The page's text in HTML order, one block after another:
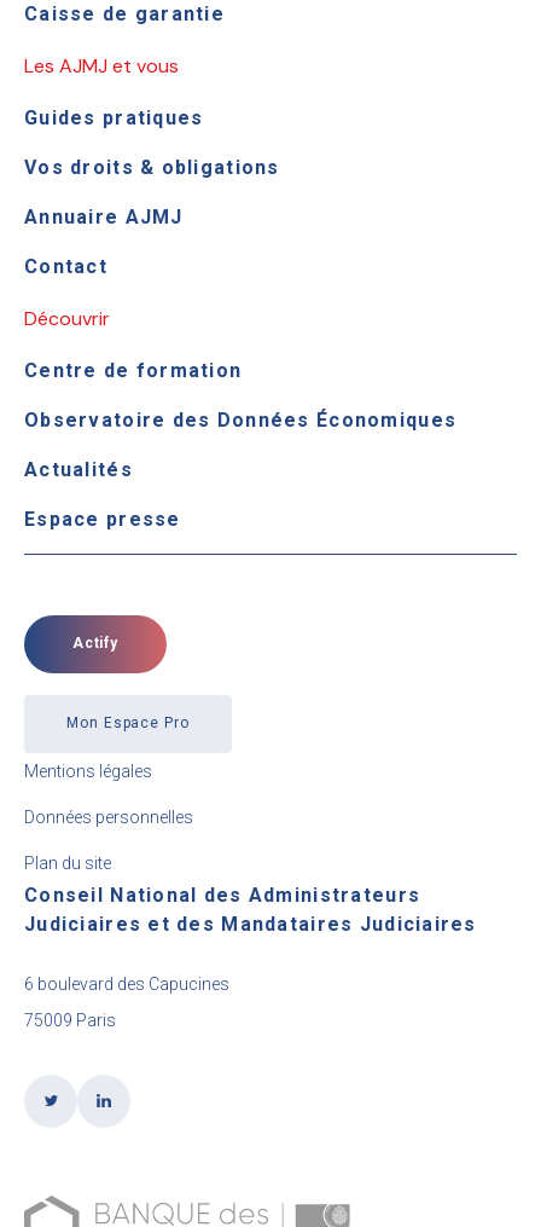
Caisse de garantie
Les AJMJ et vous
Guides pratiques
Vos droits & obligations
Annuaire AJMJ
Contact
Découvrir
Centre de formation
Observatoire des Données Économiques
Actualités
Espace presse
Actify
Mon Espace Pro
Mentions légales
Données personnelles
Plan du site
Conseil National des Administrateurs
Judiciaires et des Mandataires Judiciaires
6 boulevard des Capucines
75009 Paris